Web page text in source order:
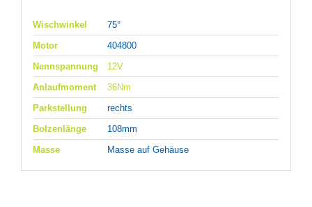
Wischwinkel
75°
Motor
404800
Nennspannung
12V
Anlaufmoment
36Nm
Parkstellung
rechts
Bolzenlänge
108mm
Masse
Masse auf Gehäuse